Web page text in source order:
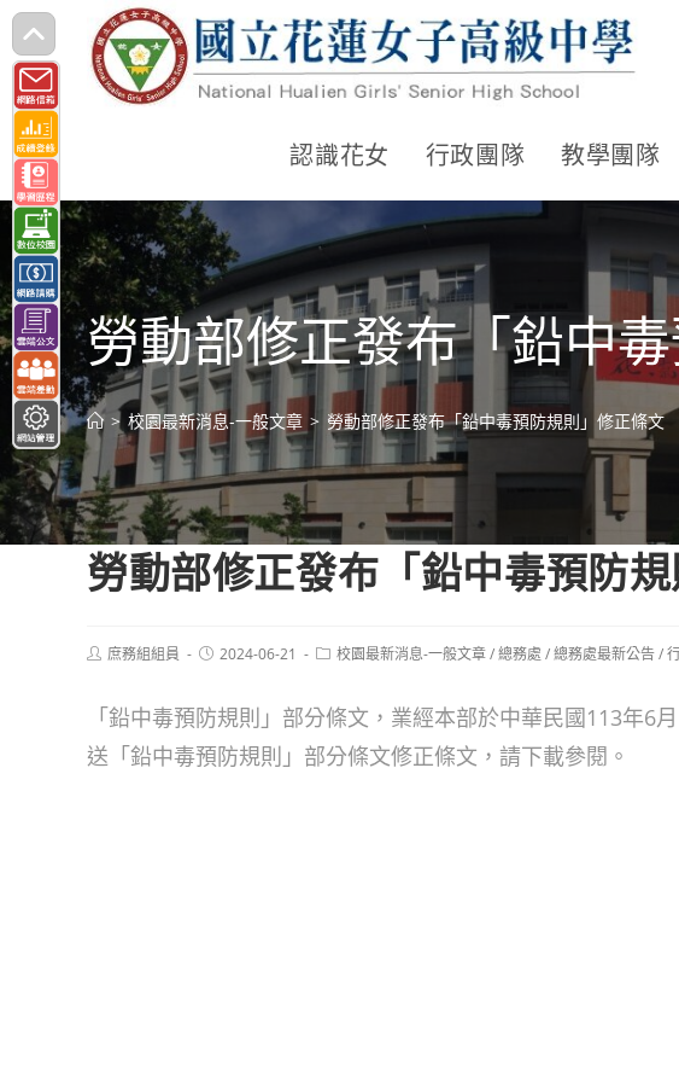
跳
轉
至
主
要
內
容
認識花女 行政團隊 教學團隊
勞動部修正發布「鉛中
> 校園最新消息-一般文章 > 勞動部修正發布「鉛中毒預防規則」修正條文
勞動部修正發布「鉛中毒預防
Post庶務組組員
Post2024-06-21
Post校園最新消息-一般文章/總務處 /總務處最新公告/
「鉛中毒預防規則」部分條文，業經本部於中華民國113年6
送「鉛中毒預防規則」部分條文修正條文，請下載參閱。